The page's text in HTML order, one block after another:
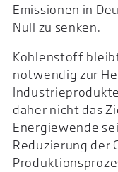
Emissionen in
Null zu senken.
Kohlenstoff
notwendig zur
daher nicht das
Energiewende
Reduzierung der